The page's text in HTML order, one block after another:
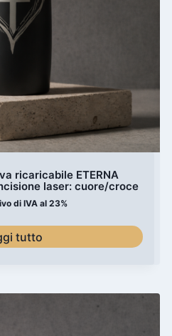
ricaricabile ETERNA
laser: cuore/croce
di IVA al 23%
tutto